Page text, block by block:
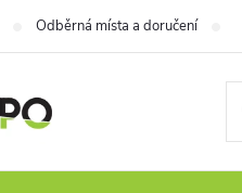
Odběrná místa a doručení